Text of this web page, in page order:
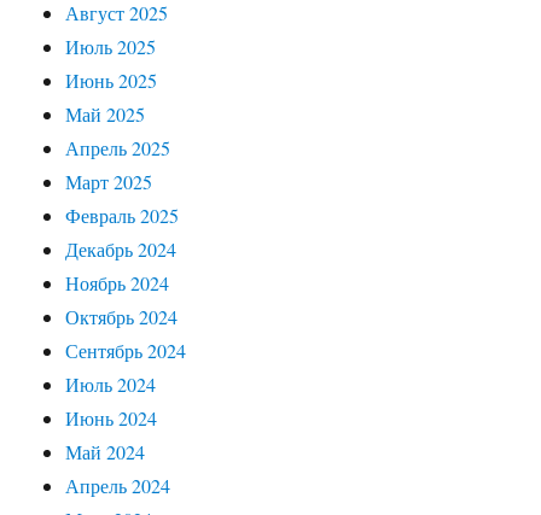
Август 2025
Июль 2025
Июнь 2025
Май 2025
Апрель 2025
Март 2025
Февраль 2025
Декабрь 2024
Ноябрь 2024
Октябрь 2024
Сентябрь 2024
Июль 2024
Июнь 2024
Май 2024
Апрель 2024